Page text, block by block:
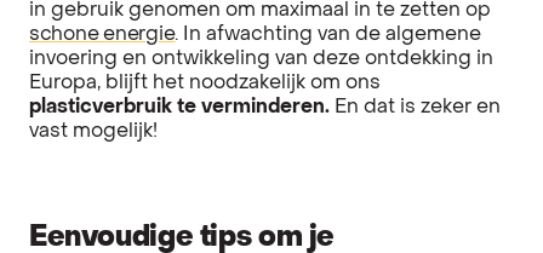
in gebruik genomen om maximaal in te zetten op
schone energie. In afwachting van de algemene
invoering en ontwikkeling van deze ontdekking in
Europa, blijft het noodzakelijk om ons
plasticverbruik te verminderen. En dat is zeker en
vast mogelijk!
Eenvoudige tips om je